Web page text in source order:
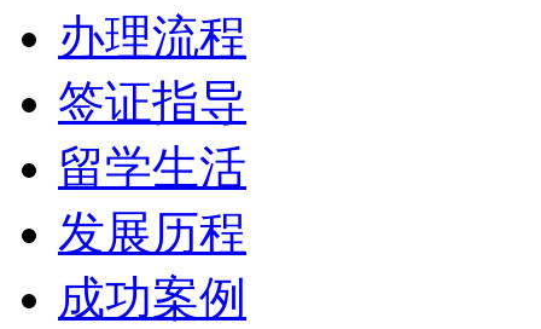
办理流程
签证指导
留学生活
发展历程
成功案例